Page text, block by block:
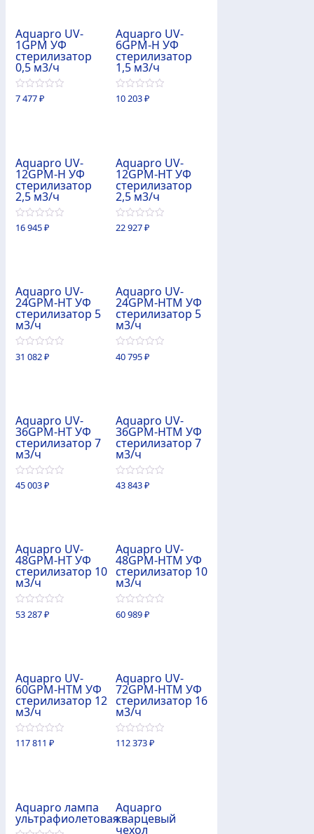
Aquapro UV-
1GPM УФ
стерилизатор
0,5 м3/ч
0
из
7 477₽
Aquapro UV-
6GPM-H УФ
стерилизатор
1,5 м3/ч
0
из
10 203₽
Aquapro UV-
12GPM-H УФ
стерилизатор
2,5 м3/ч
0
из
16 945₽
Aquapro UV-
12GPM-HT УФ
стерилизатор
2,5 м3/ч
0
из
22 927₽
Aquapro UV-
24GPM-HT УФ
стерилизатор 5
м3/ч
0
из
31 082₽
Aquapro UV-
24GPM-HTM УФ
стерилизатор 5
м3/ч
0
из
40 795₽
Aquapro UV-
36GPM-HT УФ
стерилизатор 7
м3/ч
0
из
45 003₽
Aquapro UV-
36GPM-HTM УФ
стерилизатор 7
м3/ч
0
из
43 843₽
Aquapro UV-
48GPM-HT УФ
стерилизатор 10
м3/ч
0
из
53 287₽
Aquapro UV-
48GPM-HTM УФ
стерилизатор 10
м3/ч
0
из
60 989₽
Aquapro UV-
60GPM-HTM УФ
стерилизатор 12
м3/ч
0
из
117 811 ₽
Aquapro UV-
72GPM-HTM УФ
стерилизатор 16
м3/ч
0
из
112 373₽
Aquapro лампа
ультрафиолетовая
Aquapro
кварцевый
чехол